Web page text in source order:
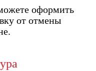
оформить
от отмены